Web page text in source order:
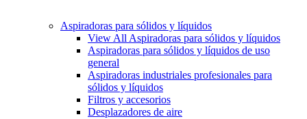
Aspiradoras para sólidos y líquidos
View All Aspiradoras para sólidos y líquidos
Aspiradoras para sólidos y líquidos de uso
general
Aspiradoras industriales profesionales para
sólidos y líquidos
Filtros y accesorios
Desplazadores de aire